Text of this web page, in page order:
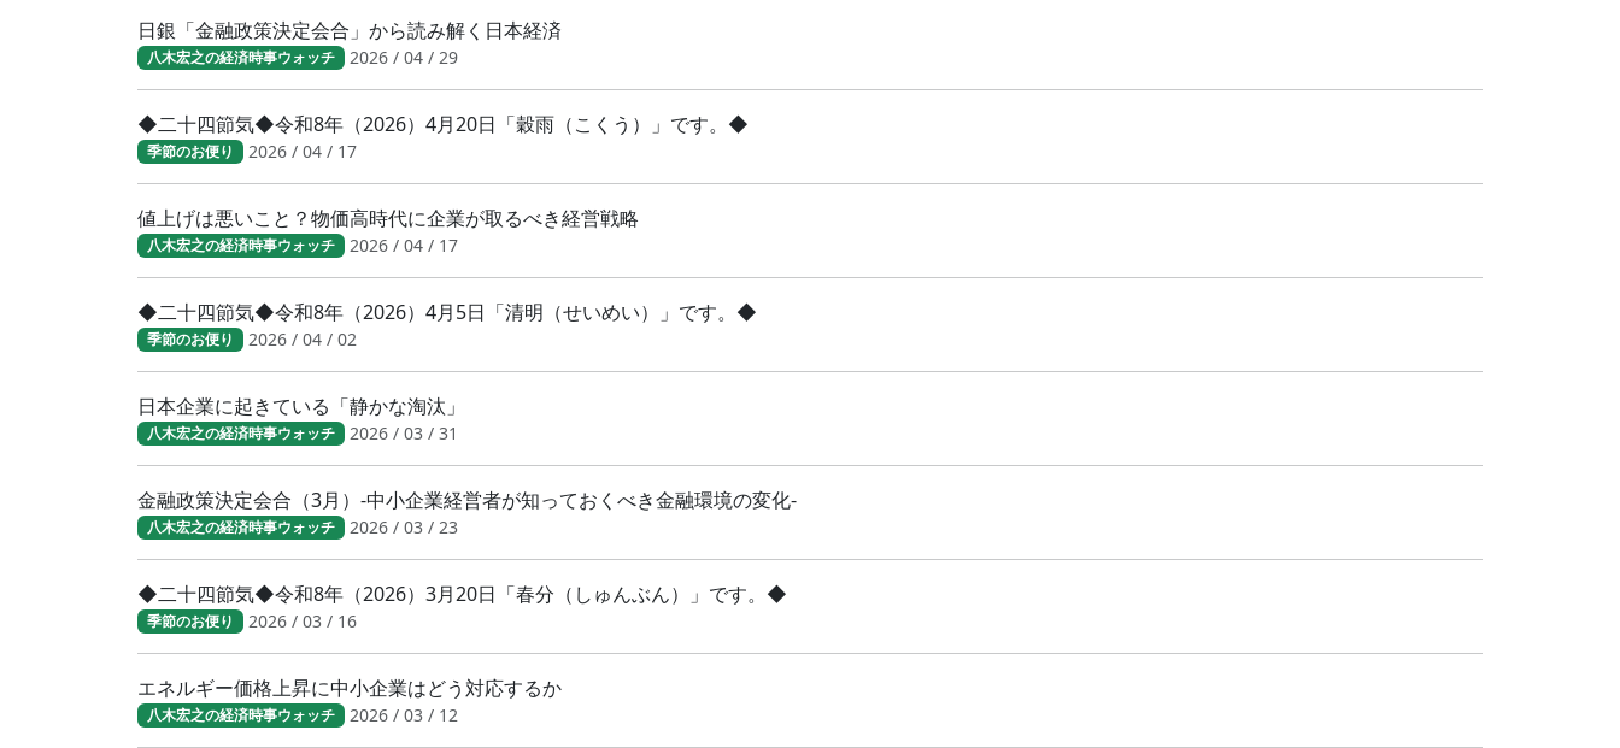
日銀「金融政策決定会合」から読み解く日本経済
八木宏之の経済時事ウォッチ 2026 / 04 / 29
◆二十四節気◆令和8年（2026）4月20日「穀雨（こくう）」です。◆
季節のお便り 2026 / 04 / 17
値上げは悪いこと？物価高時代に企業が取るべき経営戦略
八木宏之の経済時事ウォッチ 2026 / 04 / 17
◆二十四節気◆令和8年（2026）4月5日「清明（せいめい）」です。◆
季節のお便り 2026 / 04 / 02
日本企業に起きている「静かな淘汰」
八木宏之の経済時事ウォッチ 2026 / 03 / 31
金融政策決定会合（3月）-中小企業経営者が知っておくべき金融環境の変化-
八木宏之の経済時事ウォッチ 2026 / 03 / 23
◆二十四節気◆令和8年（2026）3月20日「春分（しゅんぶん）」です。◆
季節のお便り 2026 / 03 / 16
エネルギー価格上昇に中小企業はどう対応するか
八木宏之の経済時事ウォッチ 2026 / 03 / 12